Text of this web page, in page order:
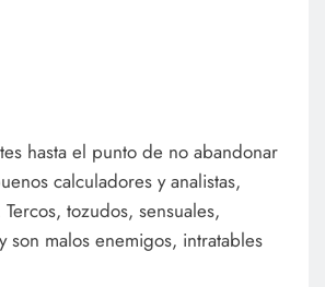
hasta el punto de no abandonar
calculadores y analistas,
tozudos, sensuales,
malos enemigos, intratables